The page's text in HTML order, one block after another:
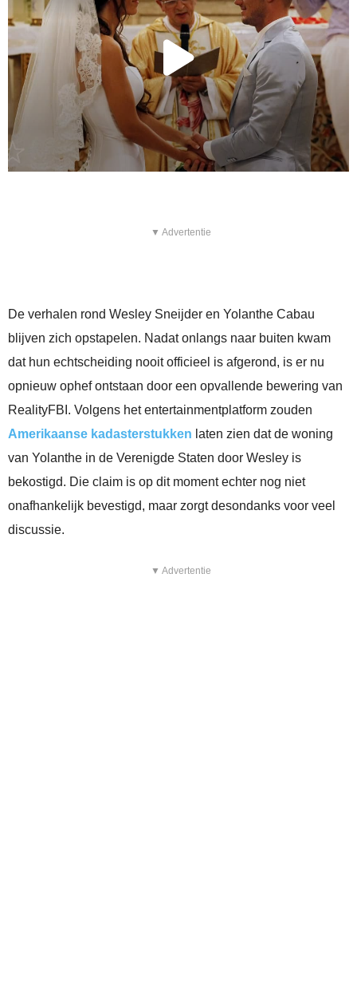
▼ Advertentie
De verhalen rond Wesley Sneijder en Yolanthe Cabau
blijven zich opstapelen. Nadat onlangs naar buiten kwam
dat hun echtscheiding nooit officieel is afgerond, is er nu
opnieuw ophef ontstaan door een opvallende bewering van
RealityFBI. Volgens het entertainmentplatform zouden
Amerikaanse kadasterstukken laten zien dat de woning
van Yolanthe in de Verenigde Staten door Wesley is
bekostigd. Die claim is op dit moment echter nog niet
onafhankelijk bevestigd, maar zorgt desondanks voor veel
discussie.
▼ Advertentie